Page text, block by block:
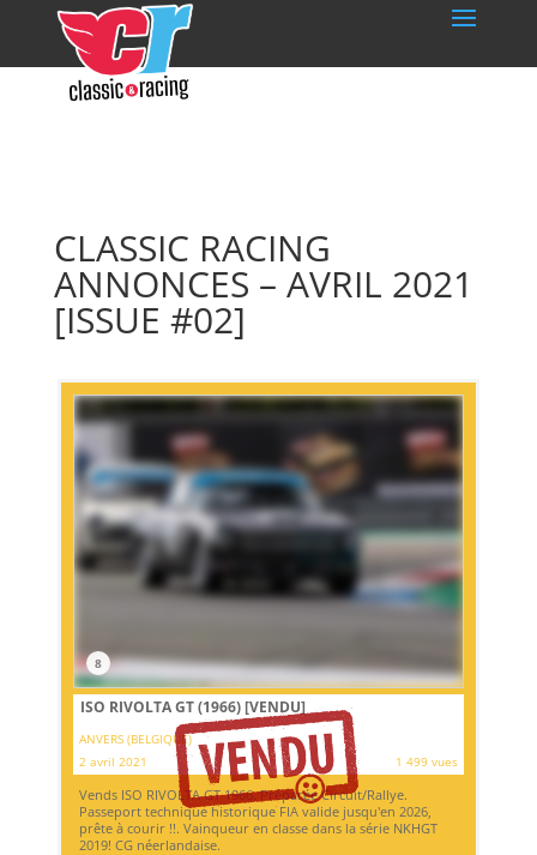
CLASSIC RACING
ANNONCES – AVRIL 2021
[ISSUE #02]
8
ISO RIVOLTA GT (1966)[VENDU]
ANVERS (BELGIQUE)
2 avril 2021
1 499 vues
Vends ISO RIVOLTA GT 1966. Préparée Circuit/Rallye.
Passeport technique historique FIA ​​valide jusqu'en 2026,
prête à courir !!. Vainqueur en classe dans la série NKHGT
2019! CG néerlandaise.